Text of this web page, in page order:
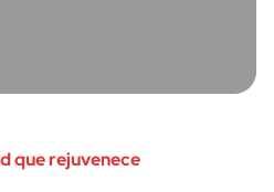
que rejuvenece